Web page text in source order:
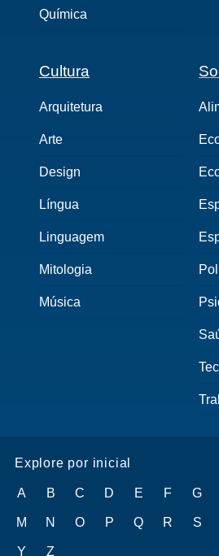
Química
Cultura
Arquitetura
Arte
Design
Língua
Linguagem
Mitologia
Música
Explore por inicial
A B C D E F G
M N O P Q R S
Y Z